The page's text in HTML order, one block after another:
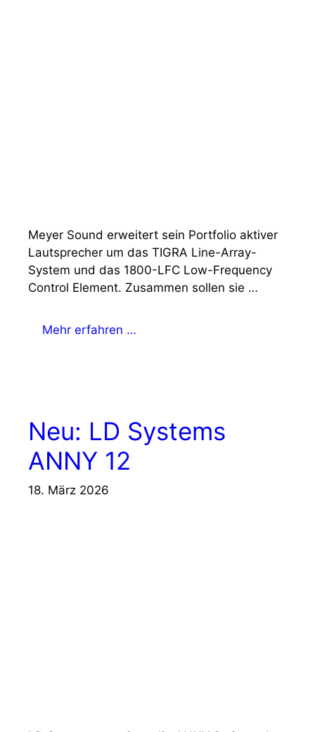
Meyer Sound erweitert sein Portfolio aktiver
Lautsprecher um das TIGRA Line-Array-
System und das 1800-LFC Low-Frequency
Control Element. Zusammen sollen sie …
Mehr erfahren …
Neu: LD Systems
ANNY 12
18. März 2026